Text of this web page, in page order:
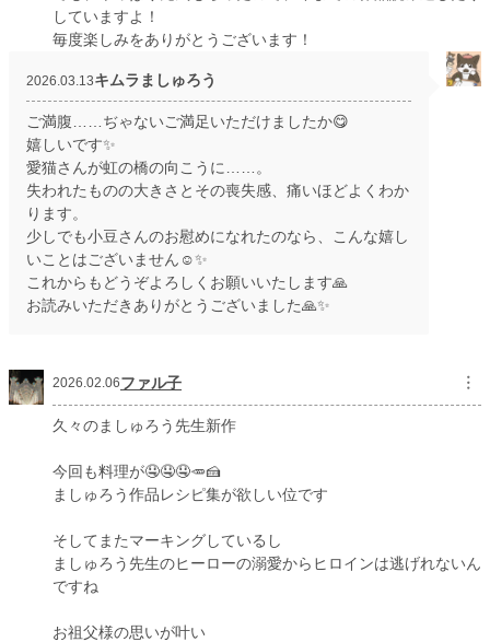
していますよ！
毎度楽しみをありがとうございます！
2026.03.13キムラましゅろう
ご満腹……ぢゃないご満足いただけましたか😋
嬉しいです✨
愛猫さんが虹の橋の向こうに……。
失われたものの大きさとその喪失感、痛いほどよくわか
ります。
少しでも小豆さんのお慰めになれたのなら、こんな嬉し
いことはございません☺️✨
これからもどうぞよろしくお願いいたします🙏
お読みいただきありがとうございました🙏✨
2026.02.06ファル子 ︙
久々のましゅろう先生新作
今回も料理が🤤🤤🤤🥕🍰
ましゅろう作品レシピ集が欲しい位です
そしてまたマーキングしているし
ましゅろう先生のヒーローの溺愛からヒロインは逃げれないん
ですね
お祖父様の思いが叶い